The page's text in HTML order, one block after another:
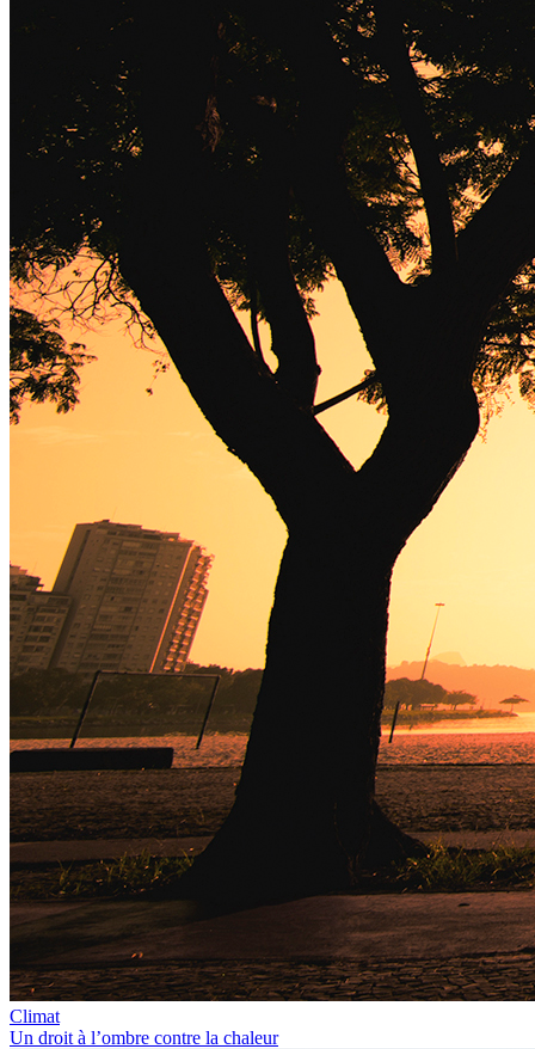
Climat
Un droit à l’ombre contre la chaleur